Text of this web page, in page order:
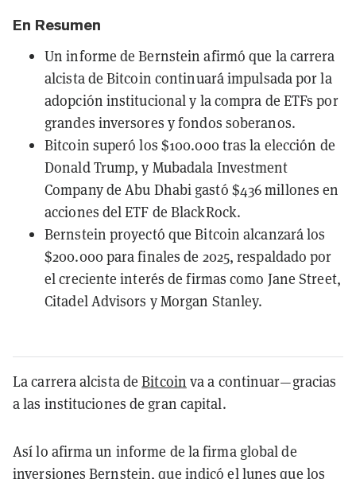
En Resumen
Un informe de Bernstein afirmó que la carrera
alcista de Bitcoin continuará impulsada por la
adopción institucional y la compra de ETFs por
grandes inversores y fondos soberanos.
Bitcoin superó los $100.000 tras la elección de
Donald Trump, y Mubadala Investment
Company de Abu Dhabi gastó $436 millones en
acciones del ETF de BlackRock.
Bernstein proyectó que Bitcoin alcanzará los
$200.000 para finales de 2025, respaldado por
el creciente interés de firmas como Jane Street,
Citadel Advisors y Morgan Stanley.
La carrera alcista deBitcoin va a continuar—gracias
a las instituciones de gran capital.
Así lo afirma un informe de la firma global de
inversiones Bernstein, que indicó el lunes que los